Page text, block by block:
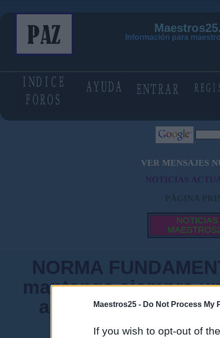
Maestros25 - Do Not Process My
If you wish to opt-out of
Información para
VER MENSAJES
NOTICIAS
PÁGINA
NOTICIAS
NORMA
mantenga siempre
admiten mensajes
instituciones